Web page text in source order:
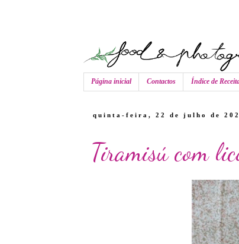
Página inicial Contactos Índice de
quinta-feira, 22 de julho de
Tiramisú com